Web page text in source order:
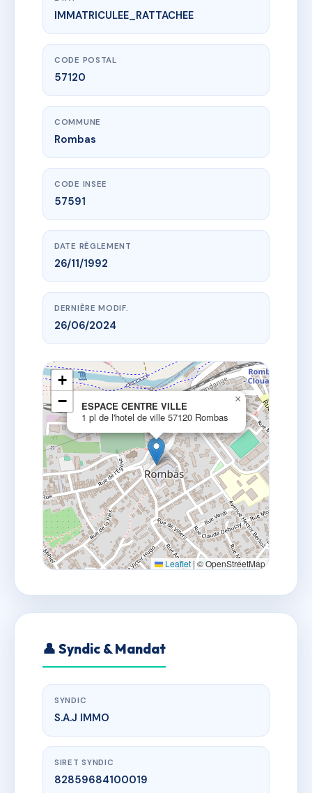
www.vme.plus/AE2164168
ESPACE CENTRE VILLE
1 pl de l'hotel de ville
IMMATRICULEE_RATTACHEE
CODE POSTAL
57120
COMMUNE
Rombas
CODE INSEE
57591
DATE RÈGLEMENT
26/11/1992
DERNIÈRE MODIF.
26/06/2024
ESPACE CENTRE VILLE
1 pl de l'hotel de ville 57120 Rombas
×
+
−
Leaflet | © OpenStreetMap
👤 Syndic & Mandat
SYNDIC
S.A.J IMMO
SIRET SYNDIC
82859684100019